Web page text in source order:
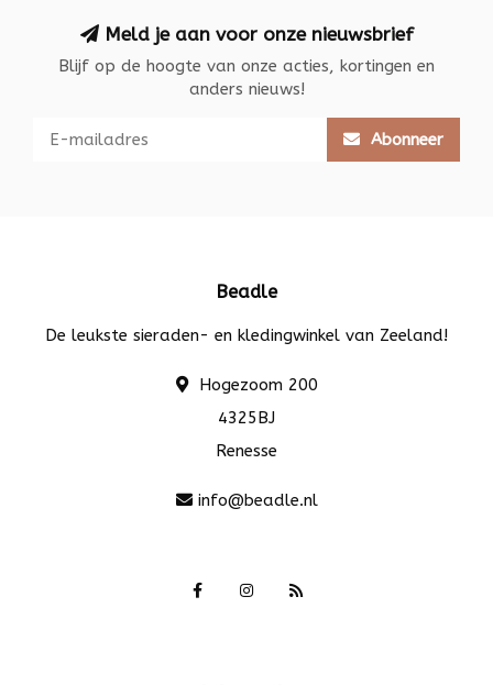
Meld je aan voor onze nieuwsbrief
Blijf op de hoogte van onze acties, kortingen en
anders nieuws!
Abonneer
Beadle
De leukste sieraden- en kledingwinkel van Zeeland!
Hogezoom 200
4325BJ
Renesse
info@beadle.nl